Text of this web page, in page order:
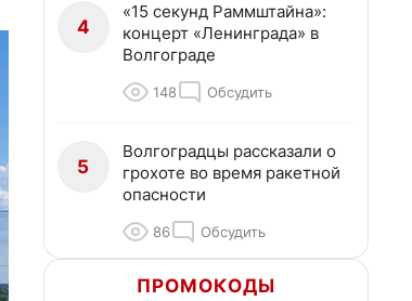
4
«15 секунд Раммштайна»:
концерт «Ленинграда» в
Волгограде
148 Обсудить
5
Волгоградцы рассказали о
грохоте во время ракетной
опасности
86 Обсудить
ПРОМОКОДЫ